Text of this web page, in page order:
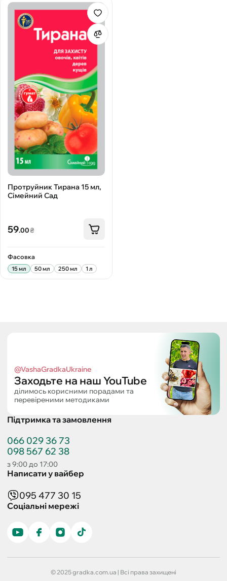
Протруйник Тирана 15 мл,
Сімейний Сад
59.00₴
Фасовка
15 мл 50 мл 250 мл 1 л
@VashaGradkaUkraine
Заходьте на наш YouTube
ділимось корисними порадами та
перевіреними методиками
Підтримка та замовлення
066 029 36 73
098 567 62 38
з 9:00 до 17:00
Написати у вайбер
095 477 30 15
Соціальні мережі
© 2025 gradka.com.ua | Всі права захищені